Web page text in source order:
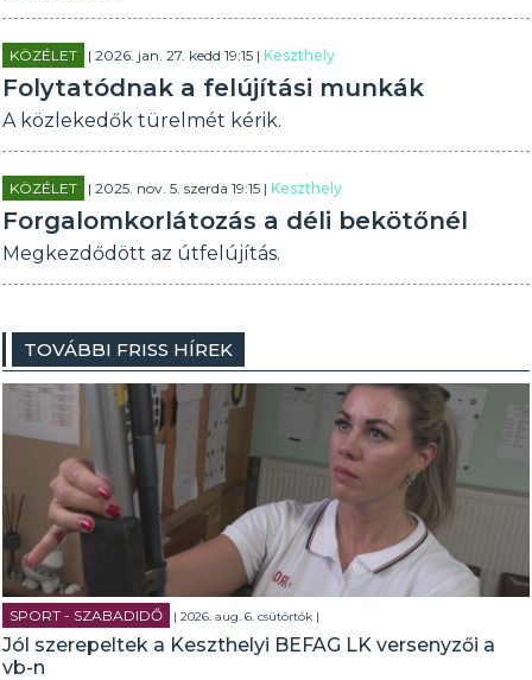
KÖZÉLET | 2026. jan. 27. kedd 19:15 |Keszthely
Folytatódnak a felújítási munkák
A közlekedők türelmét kérik.
KÖZÉLET | 2025. nov. 5. szerda 19:15 |Keszthely
Forgalomkorlátozás a déli bekötőnél
Megkezdődött az útfelújítás.
TOVÁBBI FRISS HÍREK
SPORT - SZABADIDŐ | 2026. aug. 6. csütörtök |
Jól szerepeltek a Keszthelyi BEFAG LK versenyzői a
vb-n